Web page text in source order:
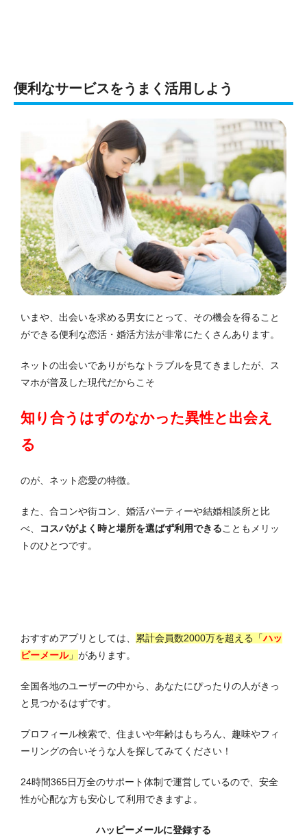
便利なサービスをうまく活用しよう
いまや、出会いを求める男女にとって、その機会を得ること
ができる便利な恋活・婚活方法が非常にたくさんあります。
ネットの出会いでありがちなトラブルを見てきましたが、ス
マホが普及した現代だからこそ
知り合うはずのなかった異性と出会え
る
のが、ネット恋愛の特徴。
また、合コンや街コン、婚活パーティーや結婚相談所と比
べ、
コスパがよく時と場所を選ばず利用できることもメリッ
トのひとつです。
おすすめアプリとしては、 累計会員数2000万を超える 「ハッ
ピーメール 」 があります。
全国各地のユーザーの中から、あなたにぴったりの人がきっ
と見つかるはずです。
プロフィール検索で、住まいや年齢はもちろん、趣味やフィ
ーリングの合いそうな人を探してみてください！
24時間365日万全のサポート体制で運営しているので、安全
性が心配な方も安心して利用できますよ。
ハッピーメールに登録する